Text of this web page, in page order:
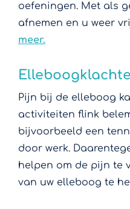
oefeningen. Met als
afnemen en u weer
meer.
Pijn bij de elleboog
activiteiten flink
bijvoorbeeld een
door werk.
helpen om de pijn te
van uw elleboog te